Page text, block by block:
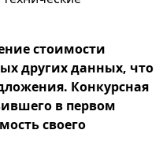
стоимости
других данных, что
Конкурсная
в первом
своего